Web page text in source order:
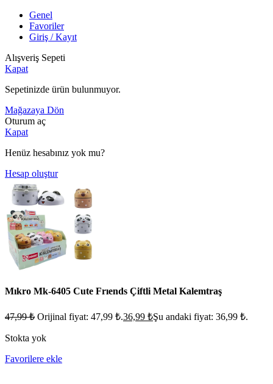
Genel
Favoriler
Giriş / Kayıt
Alışveriş Sepeti
Kapat
Sepetinizde ürün bulunmuyor.
Mağazaya Dön
Oturum aç
Kapat
Henüz hesabınız yok mu?
Hesap oluştur
Mıkro Mk-6405 Cute Frıends Çiftli Metal Kalemtraş
47,99₺ Orijinal fiyat: 47,99 ₺.36,99 ₺Şu andaki fiyat: 36,99 ₺.
Stokta yok
Favorilere ekle